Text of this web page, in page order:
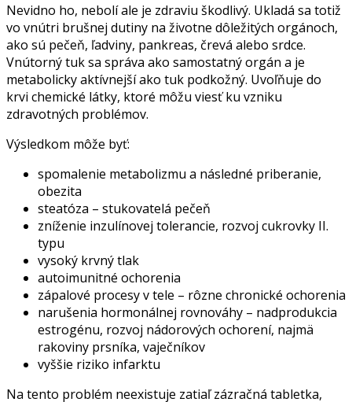
Nevidno ho, nebolí ale je zdraviu škodlivý. Ukladá sa totiž
vo vnútri brušnej dutiny na životne dôležitých orgánoch,
ako sú pečeň, ľadviny, pankreas, črevá alebo srdce.
Vnútorný tuk sa správa ako samostatný orgán a je
metabolicky aktívnejší ako tuk podkožný. Uvoľňuje do
krvi chemické látky, ktoré môžu viesť ku vzniku
zdravotných problémov.
Výsledkom môže byť:
spomalenie metabolizmu a následné priberanie,
obezita
steatóza – stukovatelá pečeň
zníženie inzulínovej tolerancie, rozvoj cukrovky II.
typu
vysoký krvný tlak
autoimunitné ochorenia
zápalové procesy v tele – rôzne chronické ochorenia
narušenia hormonálnej rovnováhy – nadprodukcia
estrogénu, rozvoj nádorových ochorení, najmä
rakoviny prsníka, vaječníkov
vyššie riziko infarktu
Na tento problém neexistuje zatiaľ zázračná tabletka,